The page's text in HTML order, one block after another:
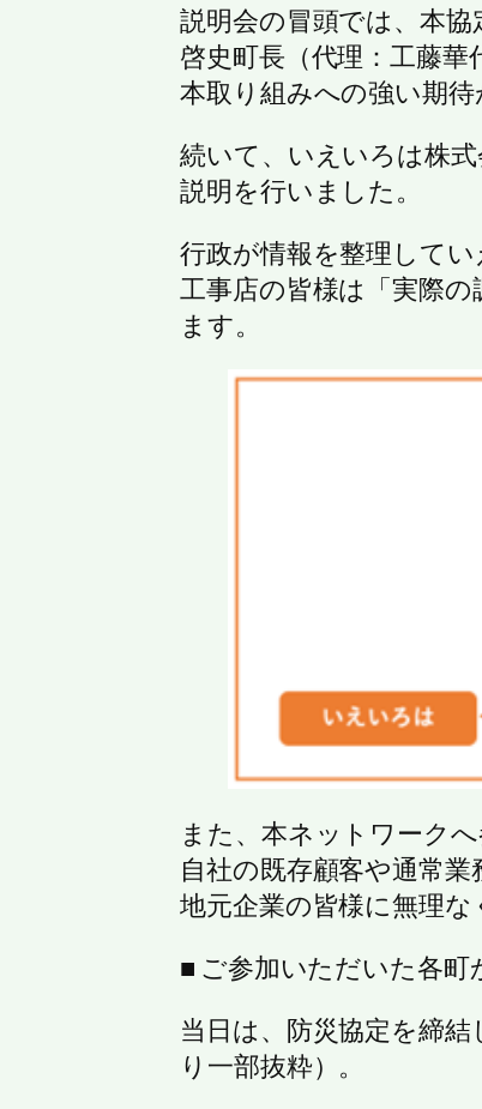
説明会の冒頭では、本
啓史町長（代理：工藤
本取り組みへの強い期待
続いて、いえいろは株
説明を行いました。
行政が情報を整理して
工事店の皆様は「実際
ます。
また、本ネットワーク
自社の既存顧客や通常
地元企業の皆様に無理
■ ご参加いただいた各町
当日は、防災協定を締
り一部抜粋）。